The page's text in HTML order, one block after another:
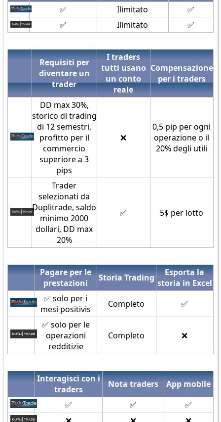
✅
Ilimitato
✅
✅
Ilimitato ✅
Requisiti per
diventare un
trader
I traders
tutti usano
un conto
reale
Compensazione
per i traders
DD max 30%,
storico di trading
di 12 semestri,
profitto per il
commercio
superiore a 3
pips
❌
0,5 pip per ogni
operazione o il
20% degli utili
Trader
selezionati da
Duplitrade, saldo
minimo 2000
dollari, DD max
20%
✅ 5$ per lotto
Pagare per le
prestazioni
Storia Trading
Esporta la
storia in Excel
✅ solo per i
mesi positivis
Completo
✅
✅ solo per le
operazioni
redditizie
Completo ❌
Interagisci con i
traders
Nota traders
App mobile
✅
✅
✅